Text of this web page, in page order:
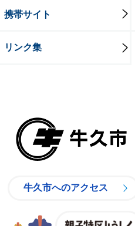
携帯サイト
リンク集
牛久市へのアクセス